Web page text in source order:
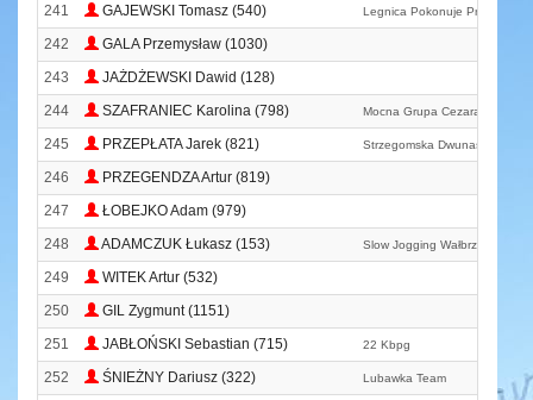
241
GAJEWSKI Tomasz (540) Legnica Pokonuje Przeszkody
242
GALA Przemysław (1030)
243
JAŻDŻEWSKI Dawid (128)
244
SZAFRANIEC Karolina (798) Mocna Grupa Cezara
245 PRZEPŁATA Jarek (821) Strzegomska Dwunastka
246
PRZEGENDZA Artur (819)
247
ŁOBEJKO Adam (979)
248
ADAMCZUK Łukasz (153) Slow Jogging Wałbrzych
249
WITEK Artur (532)
250
GIL Zygmunt (1151)
251
JABŁOŃSKI Sebastian (715) 22 Kbpg
252 ŚNIEŻNY Dariusz (322) Lubawka Team